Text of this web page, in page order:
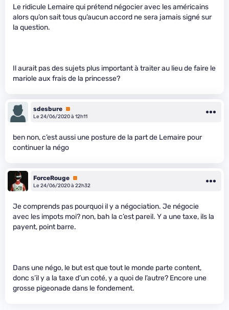
Le ridicule Lemaire qui prétend négocier avec les américains
alors qu’on sait tous qu’aucun accord ne sera jamais signé sur
la question.
Il aurait pas des sujets plus important à traiter au lieu de faire le
mariole aux frais de la princesse?
sdesbure Premium
Le 24/06/2020 à 12h11
ben non, c’est aussi une posture de la part de Lemaire pour
continuer la négo
ForceRouge Premium
Le 24/06/2020 à 22h32
Je comprends pas pourquoi il y a négociation. Je négocie
avec les impots moi? non, bah la c’est pareil. Y a une taxe, ils la
payent, point barre.
Dans une négo, le but est que tout le monde parte content,
donc s’il y a la taxe d’un coté, y a quoi de l’autre? Encore une
grosse pigeonade dans le fondement.